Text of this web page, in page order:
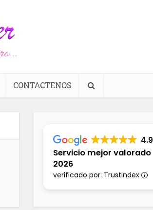
CONTACTENOS
4.9
Servicio mejor valorado
2026
verificado por: Trustindex